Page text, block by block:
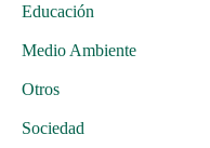
Educación
Medio Ambiente
Otros
Sociedad